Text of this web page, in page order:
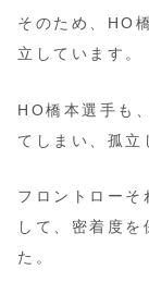
そのため、HO
立しています。
HO橋本選手も
てしまい、孤立
フロントロー
して、密着度
た。